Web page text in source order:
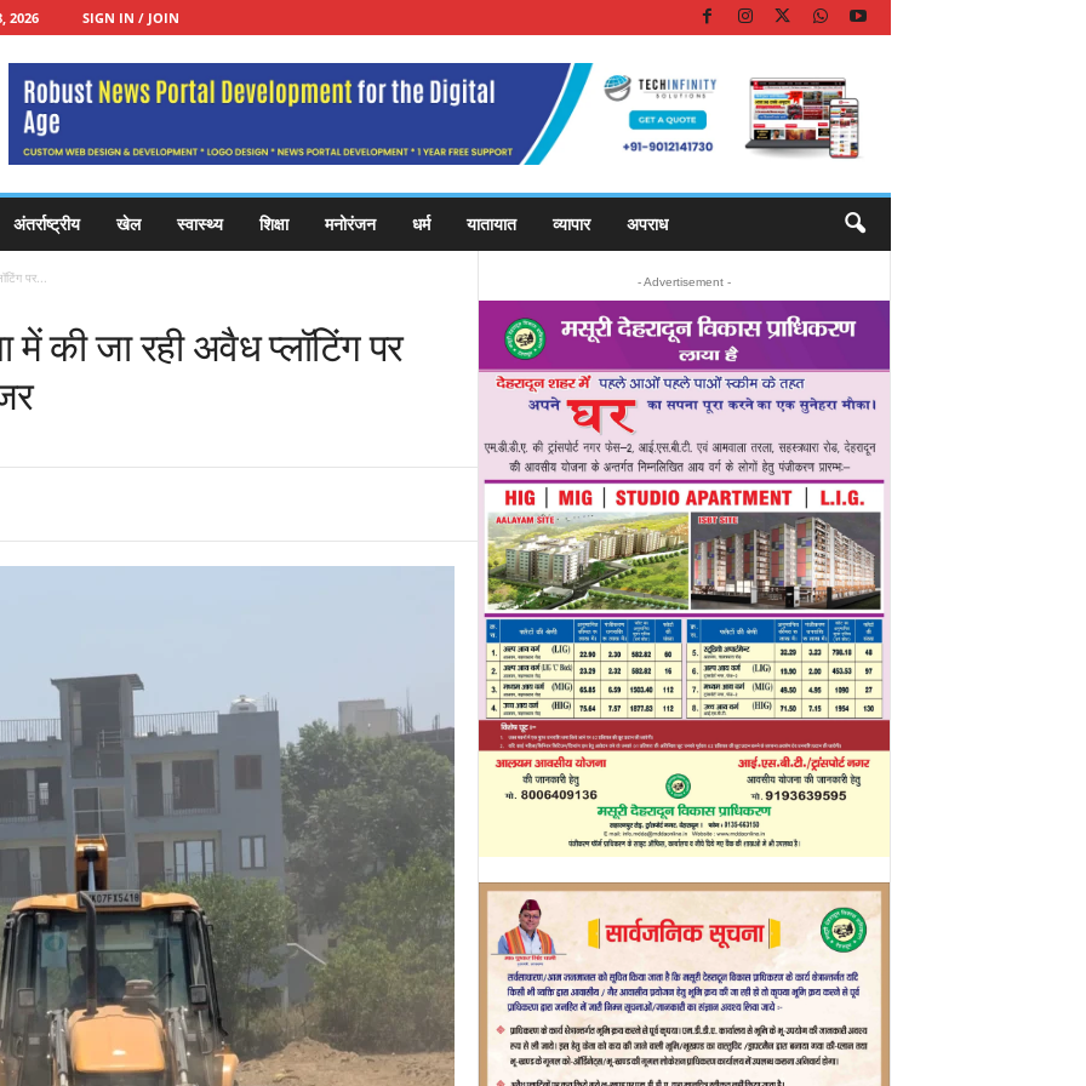
2026 SIGN IN / JOIN
अंतर्राष्ट्रीय खेल स्वास्थ्य शिक्षा मनोरंजन धर्म यातायात व्यापार अपराध
पर...
की जा रही अवैध प्लॉटिंग पर
- Advertisement -